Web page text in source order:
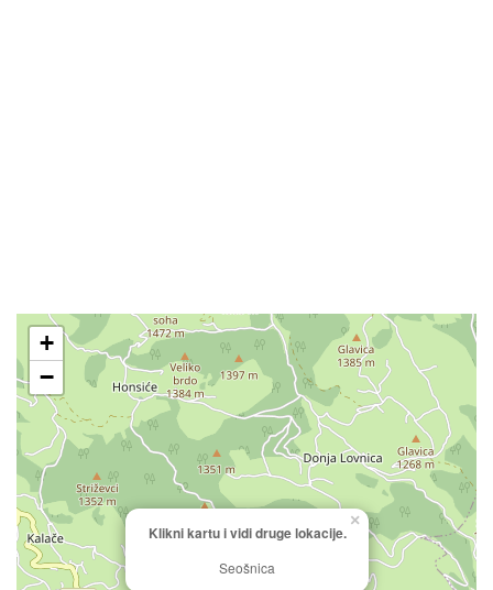
Klikni kartu i vidi druge lokacije.
Seošnica
×
+
−